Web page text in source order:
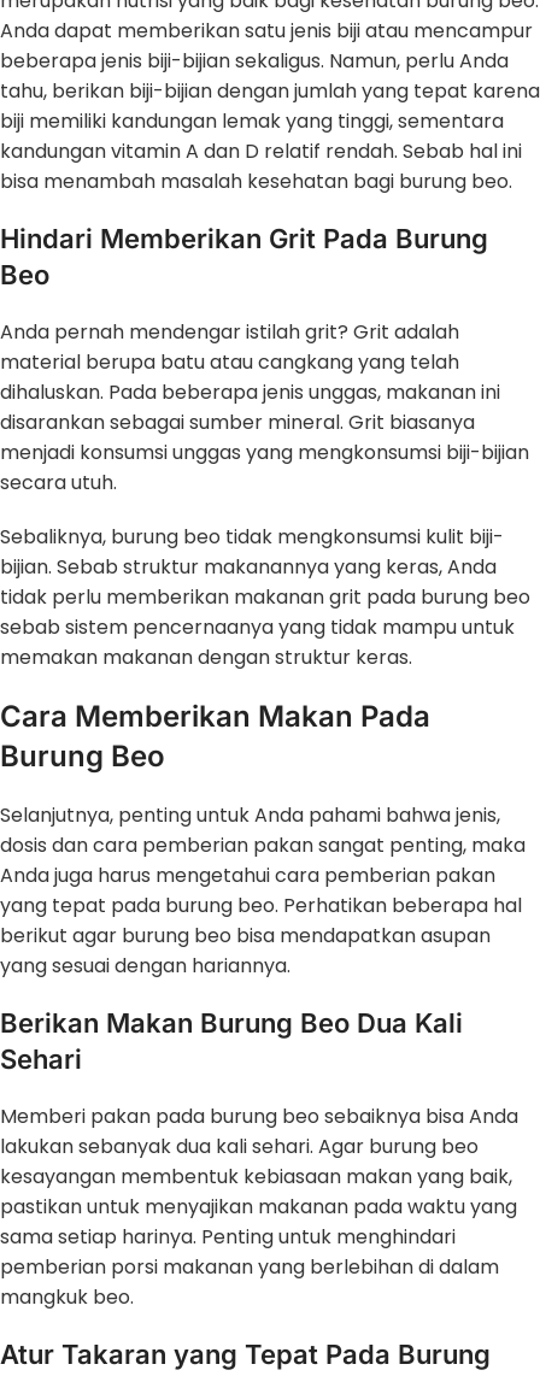
Anda dapat memberikan satu jenis biji atau mencampur
beberapa jenis biji-bijian sekaligus. Namun, perlu Anda
tahu, berikan biji-bijian dengan jumlah yang tepat karena
biji memiliki kandungan lemak yang tinggi, sementara
kandungan vitamin A dan D relatif rendah. Sebab hal ini
bisa menambah masalah kesehatan bagi burung beo.
Hindari Memberikan Grit Pada Burung
Beo
Anda pernah mendengar istilah grit? Grit adalah
material berupa batu atau cangkang yang telah
dihaluskan. Pada beberapa jenis unggas, makanan ini
disarankan sebagai sumber mineral. Grit biasanya
menjadi konsumsi unggas yang mengkonsumsi biji-bijian
secara utuh.
Sebaliknya, burung beo tidak mengkonsumsi kulit biji-
bijian. Sebab struktur makanannya yang keras, Anda
tidak perlu memberikan makanan grit pada burung beo
sebab sistem pencernaanya yang tidak mampu untuk
memakan makanan dengan struktur keras.
Cara Memberikan Makan Pada
Burung Beo
Selanjutnya, penting untuk Anda pahami bahwa jenis,
dosis dan cara pemberian pakan sangat penting, maka
Anda juga harus mengetahui cara pemberian pakan
yang tepat pada burung beo. Perhatikan beberapa hal
berikut agar burung beo bisa mendapatkan asupan
yang sesuai dengan hariannya.
Berikan Makan Burung Beo Dua Kali
Sehari
Memberi pakan pada burung beo sebaiknya bisa Anda
lakukan sebanyak dua kali sehari. Agar burung beo
kesayangan membentuk kebiasaan makan yang baik,
pastikan untuk menyajikan makanan pada waktu yang
sama setiap harinya. Penting untuk menghindari
pemberian porsi makanan yang berlebihan di dalam
mangkuk beo.
Atur Takaran yang Tepat Pada Burung